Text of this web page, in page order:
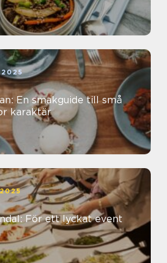
En smakguide till små
karaktär
För ett lyckat event